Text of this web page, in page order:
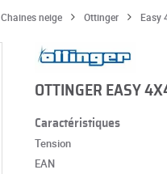
Chaines neige Ottinger Easy
OTTINGER EASY
Caractéristiques
Tension
EAN